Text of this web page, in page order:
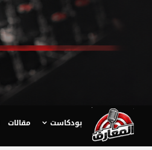
بودكاست مقالات